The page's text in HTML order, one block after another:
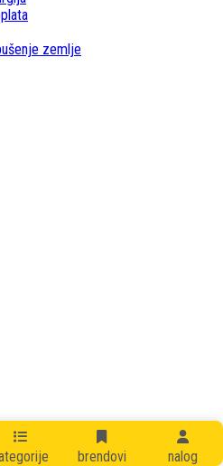
brendovi nalog
zemlje